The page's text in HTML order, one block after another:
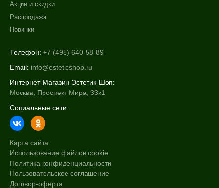
Акции и скидки
Распродажа
Новинки
Телефон: +7 (495) 640-58-89
Email: info@esteticshop.ru
Интернет-Магазин Эстетик-Шоп:
Москва, Проспект Мира, 33к1
Социальные сети:
Карта сайта
Использование файлов cookie
Политика конфиденциальности
Пользовательское соглашение
Договор-оферта